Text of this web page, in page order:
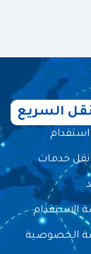
السريع
خدمات
الاستقدام
الخصوصية